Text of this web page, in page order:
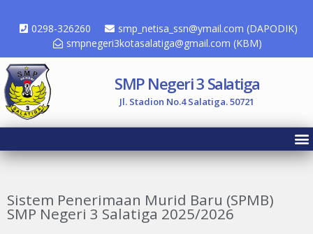
0298-326260
smp_netisa_ssn@ymail.com (DAPODIK)
smpnegeri3kotasalatiga@gmail.com (KBM)
SMP Negeri 3 Salatiga
Jl. Stadion No.4 Salatiga. 50721
Sistem Penerimaan Murid Baru (SPMB)
SMP Negeri 3 Salatiga 2025/2026